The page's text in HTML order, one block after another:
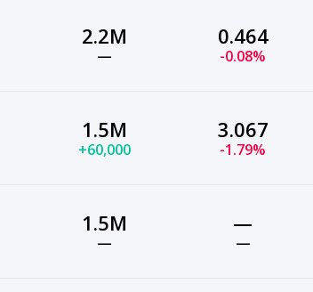
2.2M
—
0.464
-0.08%
1.5M
+60,000
3.067
-1.79%
1.5M
—
—
—